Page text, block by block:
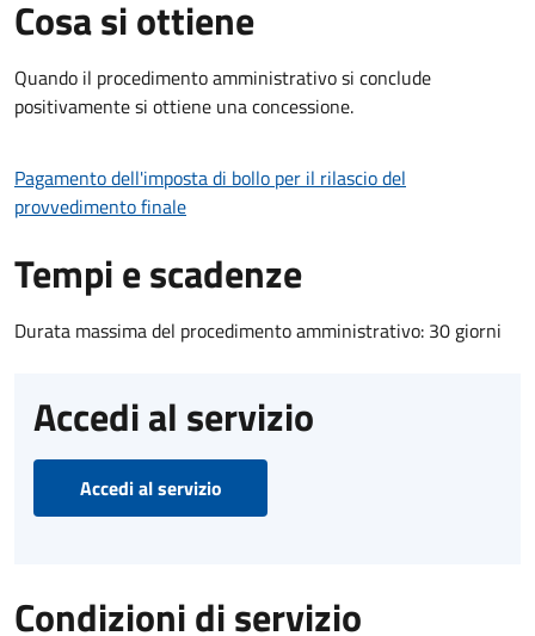
Cosa si ottiene
Quando il procedimento amministrativo si conclude
positivamente si ottiene una concessione.
Pagamento dell'imposta di bollo per il rilascio del
provvedimento finale
Tempi e scadenze
Durata massima del procedimento amministrativo: 30 giorni
Accedi al servizio
Accedi al servizio
Condizioni di servizio